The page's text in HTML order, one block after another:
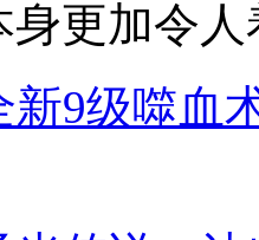
更加令人
新9级噬血